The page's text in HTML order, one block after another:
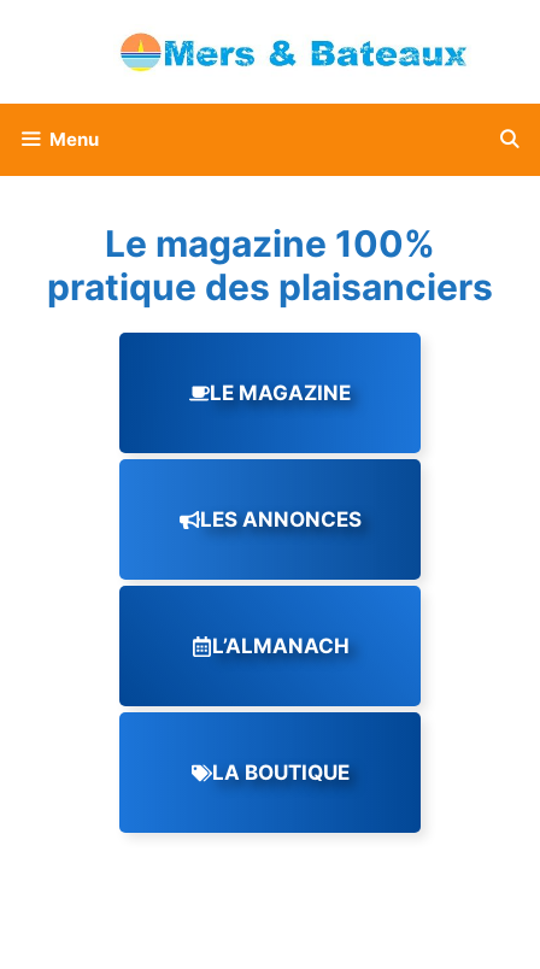
Menu
Le magazine 100%
pratique des plaisanciers
LE MAGAZINE
LES ANNONCES
L’ALMANACH
LA BOUTIQUE